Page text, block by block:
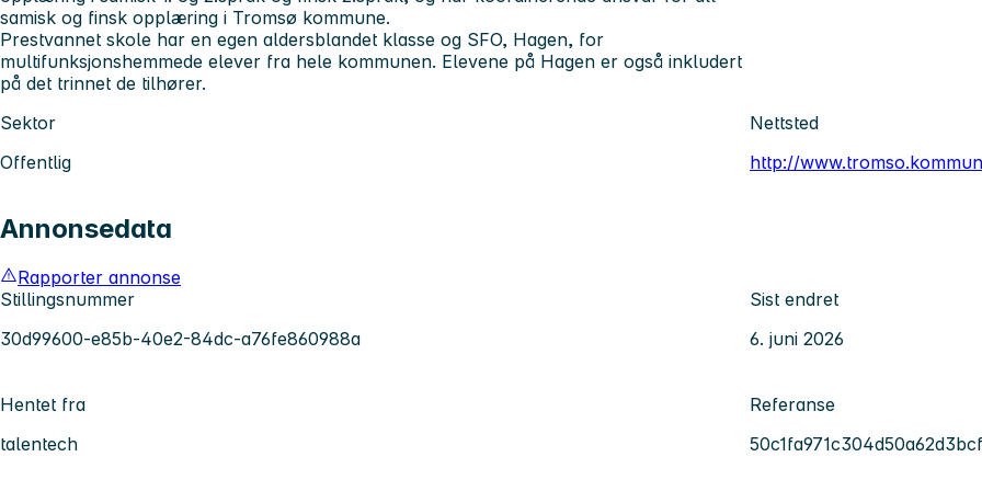
samisk og finsk opplæring i Tromsø kommune.
Prestvannet skole har en egen aldersblandet klasse og SFO, Hagen, for
multifunksjonshemmede elever fra hele kommunen. Elevene på Hagen er også inkludert
på det trinnet de tilhører.
Sektor
Offentlig
Nettsted
http://
Annonsedata
Rapporter annonse
Stillingsnummer
30d99600-e85b-40e2-84dc-a76fe860988a
Sist endret
6. juni 2026
Hentet fra
talentech
Referanse